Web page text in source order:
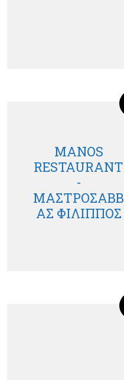
MANOS
RESTAURANT
-
ΜΑΣΤΡΟΣΑΒΒ
ΑΣ ΦΙΛΙΠΠΟΣ